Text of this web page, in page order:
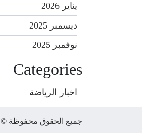
يناير 2026
ديسمبر 2025
نوفمبر 2025
Categories
اخبار الرياضة
جميع الحقوق محفوظة © 2026 لموقع نانو نيوز